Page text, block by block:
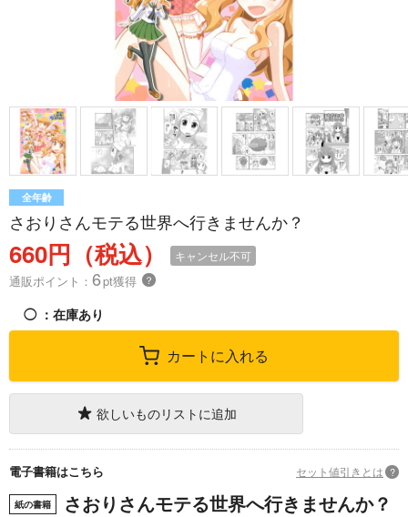
全年齢
さおりさんモテる世界へ行きませんか？
660円（税込） キャンセル不可
通販ポイント： 6pt獲得 ？
◯ ：在庫あり
カートに入れる
欲しいものリストに追加
電子書籍はこちら セット値引きとは ?
紙の書籍 さおりさんモテる世界へ行きませんか？